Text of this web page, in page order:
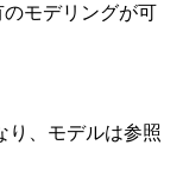
のモデリングが可
り、モデルは参照